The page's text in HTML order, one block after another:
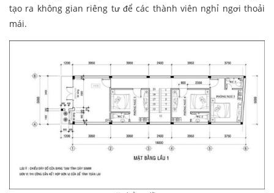
tạo ra không gian riêng tư để các thành viên nghỉ ngơi thoải
mái.